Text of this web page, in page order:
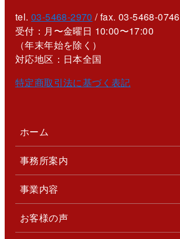
tel. 03-5468-2970 / fax. 03-5468-0746
受付：月〜金曜日 10:00〜17:00
（年末年始を除く）
対応地区：日本全国
特定商取引法に基づく表記
ホーム
事務所案内
事業内容
お客様の声